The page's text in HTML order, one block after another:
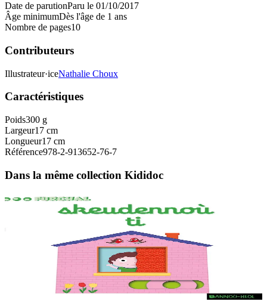
Date de parutionParu le 01/10/2017
Âge minimumDès l'âge de 1 ans
Nombre de pages10
Contributeurs
Illustrateur·iceNathalie Choux
Caractéristiques
Poids300 g
Largeur17 cm
Longueur17 cm
Référence978-2-913652-76-7
Dans la même collection Kididoc
1 ans et plus
Mon imagier de la maison
Des animations adaptées aux tout-petits sur chaque double page, dès
la couverture. Un petit jeu pour s'amuser avec les mots à la fin du
9,20 €